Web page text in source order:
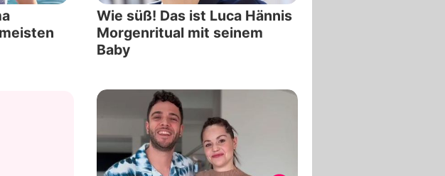
Wie süß! Das ist Luca Hännis
Morgenritual mit seinem
Baby